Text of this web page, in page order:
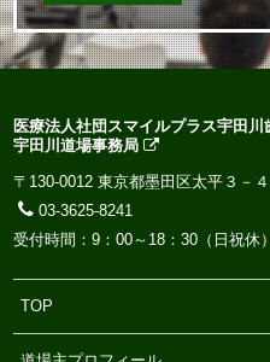
医療法人社団スマイルプラス宇田川
宇田川道場事務局
〒130-0012 東京都墨田区太平３－
03-3625-8241
受付時間：9：00～18：30（日祝休）
TOP